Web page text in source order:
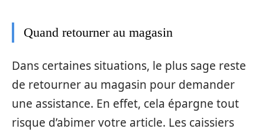
Quand retourner au magasin
Dans certaines situations, le plus sage reste
de retourner au magasin pour demander
une assistance. En effet, cela épargne tout
risque d’abimer votre article. Les caissiers